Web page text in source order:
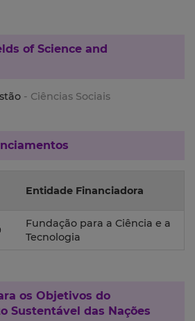
of Science and
- Ciências Sociais
Entidade Financiadora
Fundação para a Ciência e a
Tecnologia
os Objetivos do
Sustentável das Nações